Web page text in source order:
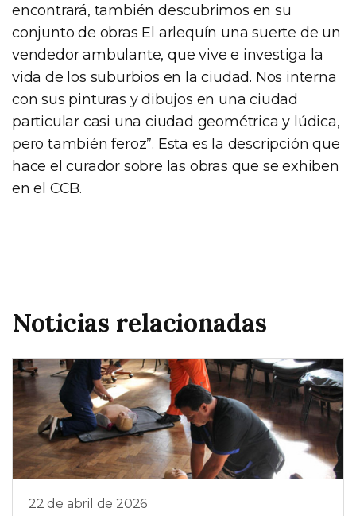
encontrará, también descubrimos en su
conjunto de obras El arlequín una suerte de un
vendedor ambulante, que vive e investiga la
vida de los suburbios en la ciudad. Nos interna
con sus pinturas y dibujos en una ciudad
particular casi una ciudad geométrica y lúdica,
pero también feroz”. Esta es la descripción que
hace el curador sobre las obras que se exhiben
en el CCB.
Noticias relacionadas
22 de abril de 2026